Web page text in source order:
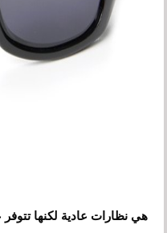
هي نظارات عادية لكنها